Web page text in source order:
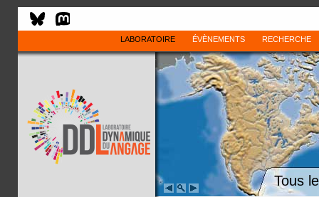
LABORATOIRE ÉVÈNEMENTS RECHERCHE
Tous